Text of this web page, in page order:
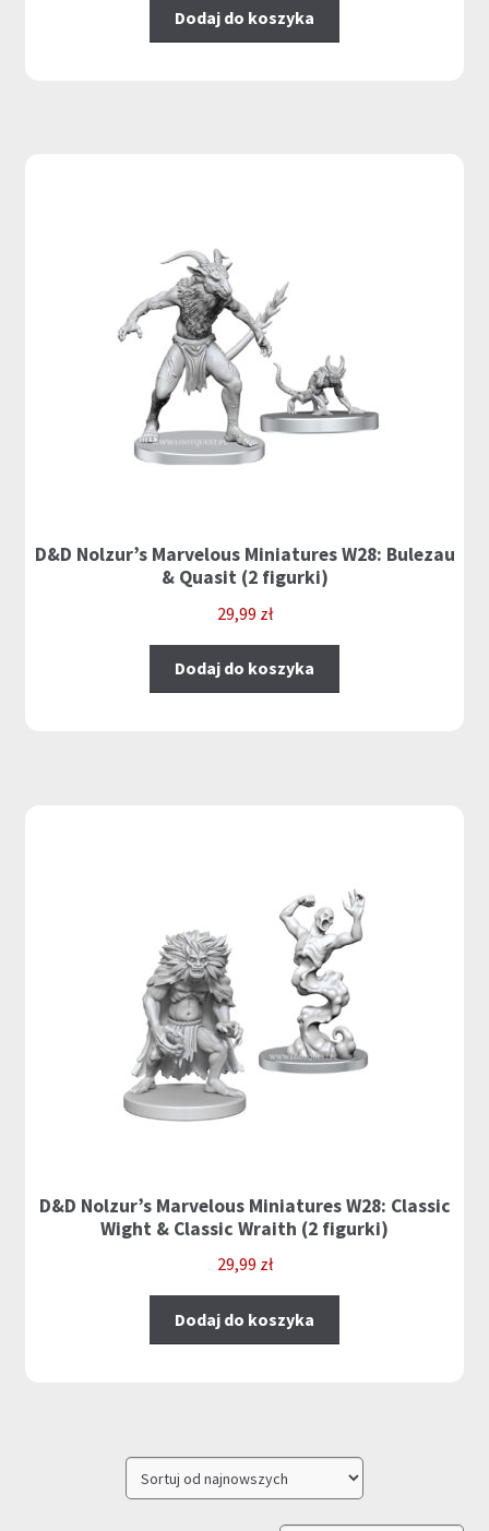
Dodaj do koszyka
D&D Nolzur’s Marvelous Miniatures W28: Bulezau
& Quasit (2 figurki)
29,99 zł
Dodaj do koszyka
D&D Nolzur’s Marvelous Miniatures W28: Classic
Wight & Classic Wraith (2 figurki)
29,99 zł
Dodaj do koszyka